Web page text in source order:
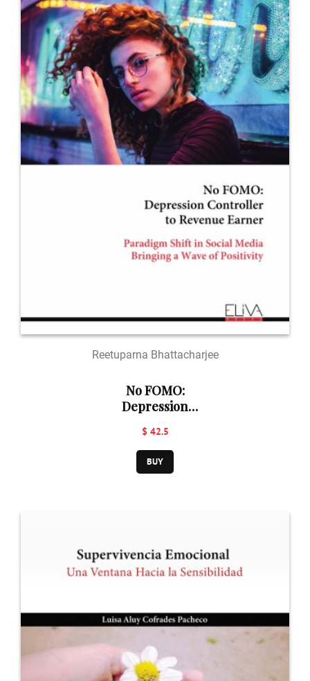
Reetuparna Bhattacharjee
No FOMO:
Depression
Revenue Earner
$ 42.5
BUY